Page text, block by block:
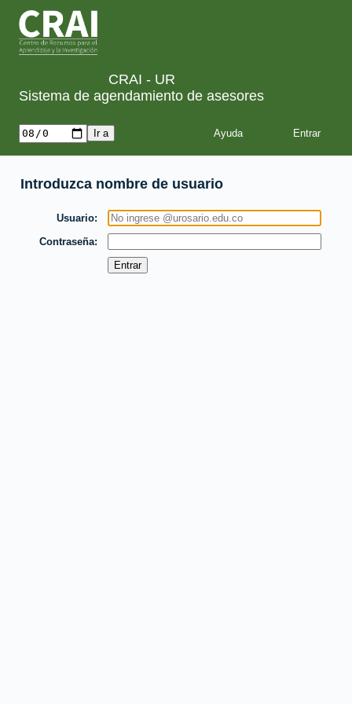
CRAI - UR
Sistema de agendamiento de asesores
Ayuda
Introduzca nombre de usuario
Usuario
Contraseña